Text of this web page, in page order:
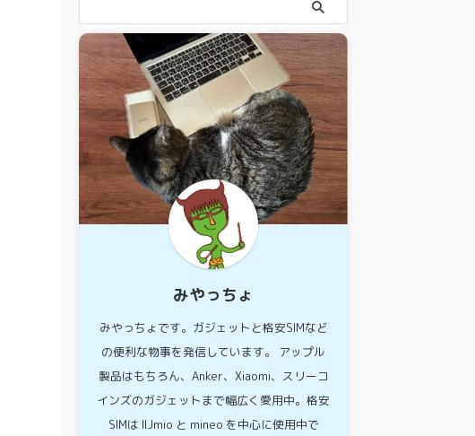
みやっちょ
みやっちょです。ガジェットと格安SIMなど
の便利な物事を発信しています。 アップル
製品はもちろん、Anker、Xiaomi、スリーコ
インズのガジェットまで幅広く愛用中。格安
SIMは IIJmio と mineo を中心に使用中で